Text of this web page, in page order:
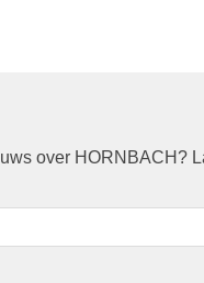
over HORNBACH?